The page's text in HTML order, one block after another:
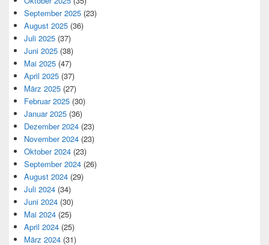
September 2025 (23)
August 2025 (36)
Juli 2025 (37)
Juni 2025 (38)
Mai 2025 (47)
April 2025 (37)
März 2025 (27)
Februar 2025 (30)
Januar 2025 (36)
Dezember 2024 (23)
November 2024 (23)
Oktober 2024 (23)
September 2024 (26)
August 2024 (29)
Juli 2024 (34)
Juni 2024 (30)
Mai 2024 (25)
April 2024 (25)
März 2024 (31)